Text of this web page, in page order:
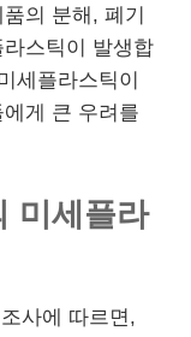
의 분해, 폐기
스틱이 발생합
세플라스틱이
게 큰 우려를
미세플라
사에 따르면,